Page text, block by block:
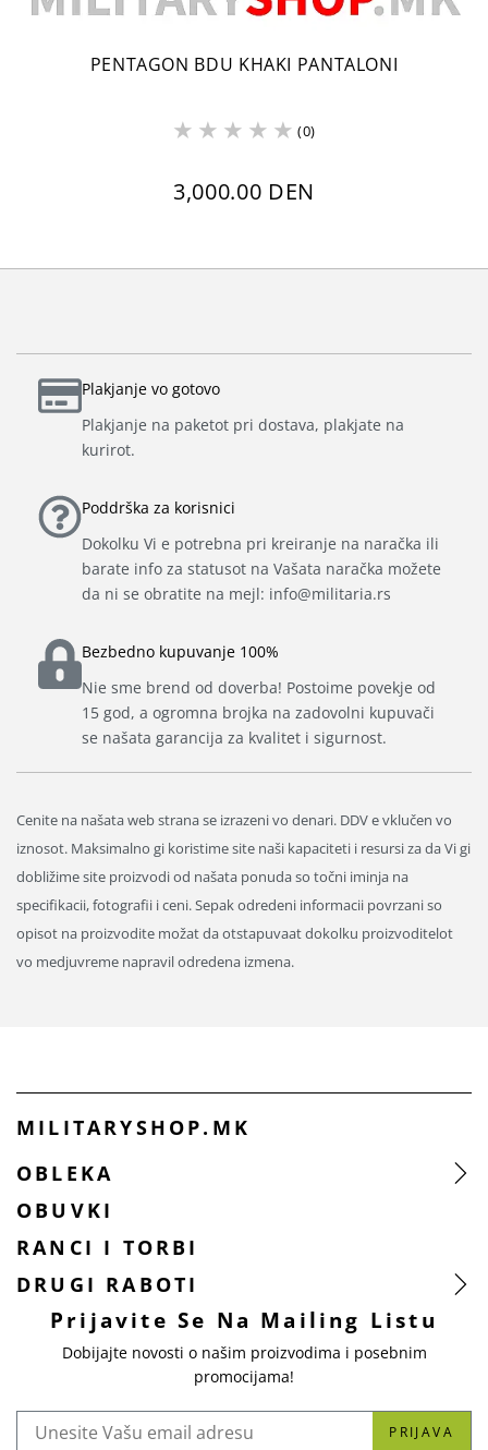
PENTAGON BDU KHAKI PANTALONI
(0)
3,000.00 DEN
Plakjanje vo gotovo
Plakjanje na paketot pri dostava, plakjate na
kurirot.
Poddrška za korisnici
Dokolku Vi e potrebna pri kreiranje na naračka ili
barate info za statusot na Vašata naračka možete
da ni se obratite na mejl: info@militaria.rs
Bezbedno kupuvanje 100%
Nie sme brend od doverba! Postoime povekje od
15 god, a ogromna brojka na zadovolni kupuvači
se našata garancija za kvalitet i sigurnost.
Cenite na našata web strana se izrazeni vo denari. DDV e vklučen vo
iznosot. Maksimalno gi koristime site naši kapaciteti i resursi za da Vi gi
dobližime site proizvodi od našata ponuda so točni iminja na
specifikacii, fotografii i ceni. Sepak odredeni informacii povrzani so
opisot na proizvodite možat da otstapuvaat dokolku proizvoditelot
vo medjuvreme napravil odredena izmena.
MILITARYSHOP.MK
OBLEKA
OBUVKI
RANCI I TORBI
DRUGI RABOTI
Prijavite Se Na Mailing Listu
Dobijajte novosti o našim proizvodima i posebnim
promocijama!
PRIJAVA